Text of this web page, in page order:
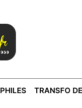
TRANSFO